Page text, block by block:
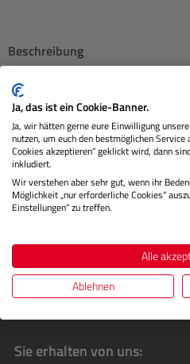
Beschreibung
Die Canon PFI-3100 Tinte ist die
professionelle Drucker, die Wert
hochwertige Druckergebniss…
Herstellerinformationen
Bewertungen
Sie erhalten von uns:
Ja, das ist ein Cookie-Banner.
Ja, wir hätten gerne eure Einwilligung
nutzen, um euch den bestmöglichen
Cookies akzeptieren“ geklickt wird, dann
inkludiert.
Wir verstehen aber sehr gut, wenn ihr
Möglichkeit „nur erforderliche Cookies“
Einstellungen“ zu treffen.
Alle
Ablehnen